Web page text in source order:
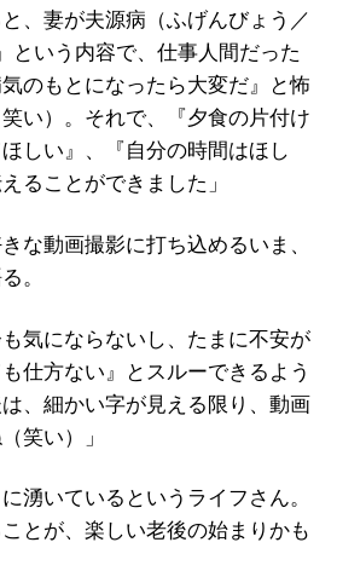
、妻が夫源病（ふげんびょう／
という内容で、仕事人間だった
のもとになったら大変だ』と怖
い）。それで、『夕食の片付け
しい』、『自分の時間はほし
ることができました」
な動画撮影に打ち込めるいま、
。
も気にならないし、たまに不安が
仕方ない』とスルーできるよう
、細かい字が見える限り、動画
笑い）」
湧いているというライフさん。
ことが、楽しい老後の始まりかも